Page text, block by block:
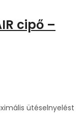
cipő –
ütéselnyelést